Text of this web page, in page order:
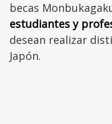
becas
estudiantes y
desean realizar
Japón.